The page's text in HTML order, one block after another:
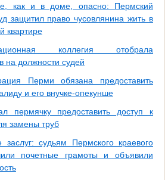
как и в доме, опасно: Пермский
защитил право чусовлянина жить в
квартире
коллегия отобрала
на должности судей
Перми обязана предоставить
и его внучке-опекунше
пермячку предоставить доступ к
замены труб
заслуг: судьям Пермского краевого
почетные грамоты и объявили